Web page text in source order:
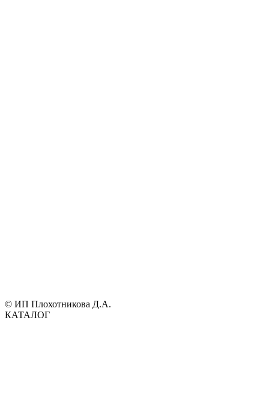
© ИП Плохотникова Д.А.
КАТАЛОГ